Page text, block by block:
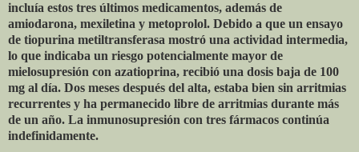
incluía estos tres últimos medicamentos, además de
amiodarona, mexiletina y metoprolol. Debido a que un ensayo
de tiopurina metiltransferasa mostró una actividad intermedia,
lo que indicaba un riesgo potencialmente mayor de
mielosupresión con azatioprina, recibió una dosis baja de 100
mg al día. Dos meses después del alta, estaba bien sin arritmias
recurrentes y ha permanecido libre de arritmias durante más
de un año. La inmunosupresión con tres fármacos continúa
indefinidamente.